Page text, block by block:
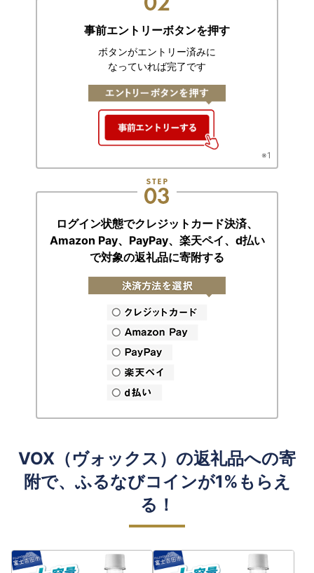
事前エントリーボタンを押す
ボタンがエントリー済みに
なっていれば完了です
※1
ログイン状態でクレジットカード決済、
Amazon Pay、PayPay、楽天ペイ、 d払い
で対象の返礼品に寄附する
VOX（ヴォックス）の返礼品への寄
附で、ふるなびコインが1%もらえ
る！